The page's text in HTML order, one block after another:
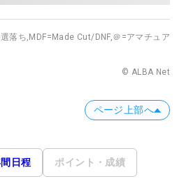
落ち, MDF=Made Cut/DNF,＠=アマチュア
© ALBA Net
ページ上部へ
日程 ポイント・成績